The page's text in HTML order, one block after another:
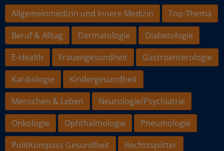
Allgemeinmedizin und Innere Medizin
Top-Thema
Beruf & Alltag
Dermatologie
Diabetologie
E-Health
Frauengesundheit
Gastroenterologie
Kardiologie
Kindergesundheit
Menschen & Leben
Neurologie/Psychiatrie
Onkologie
Ophthalmologie
Pneumologie
PolitKompass Gesundheit
Rechtssplitter